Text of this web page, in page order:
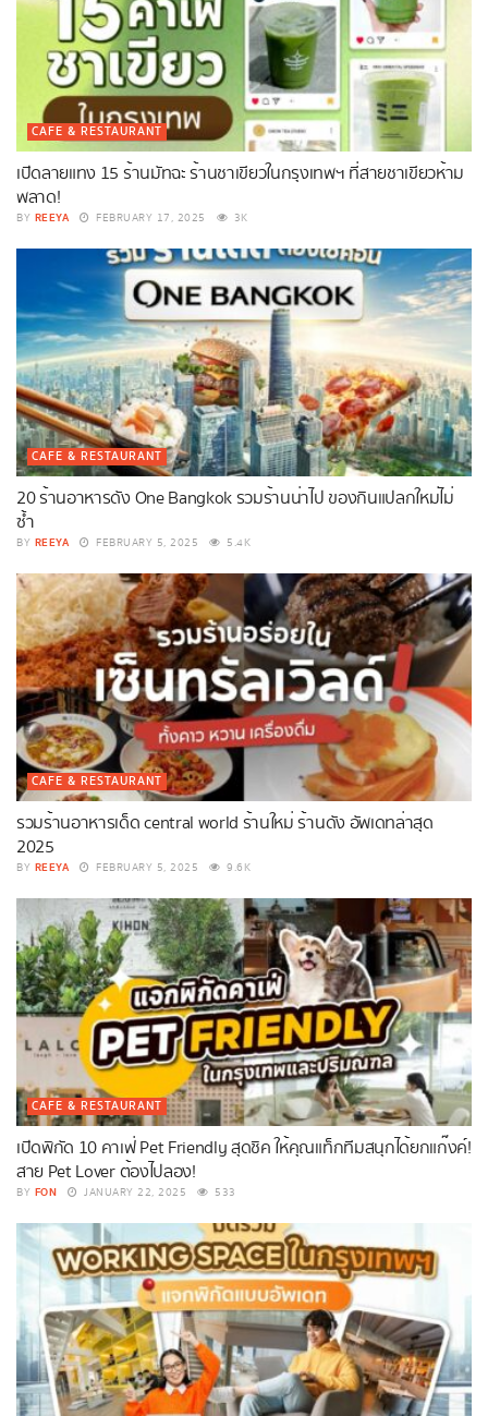
CAFE & RESTAURANT
เปิดลายแทง 15 ร้านมัทฉะ ร้านชาเขียวในกรุงเทพฯ ที่สายชาเขียวห้าม
พลาด!
BY REEYA FEBRUARY 17, 2025 3K
CAFE & RESTAURANT
20 ร้านอาหารดัง One Bangkok รวมร้านน่าไป ของกินแปลกใหม่ไม่
ซ้ำ
BY REEYA FEBRUARY 5, 2025 5.4K
CAFE & RESTAURANT
รวมร้านอาหารเด็ด central world ร้านใหม่ ร้านดัง อัพเดทล่าสุด
2025
BY REEYA FEBRUARY 5, 2025 9.6K
CAFE & RESTAURANT
เปิดพิกัด 10 คาเฟ่ Pet Friendly สุดชิค ให้คุณแท็กทีมสนุกได้ยกแก๊งค์!
สาย Pet Lover ต้องไปลอง!
BY FON JANUARY 22, 2025 533